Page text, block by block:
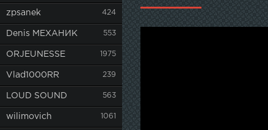
zpsanek 424
Denis МЕХАНИК 553
ORJEUNESSE 1975
Vlad1000RR 239
LOUD SOUND 563
wilimovich 1061